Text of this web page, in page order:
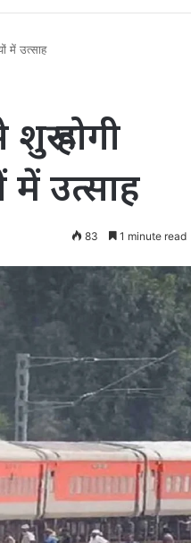
में उत्साह
होगी
में उत्साह
83 1 minute read